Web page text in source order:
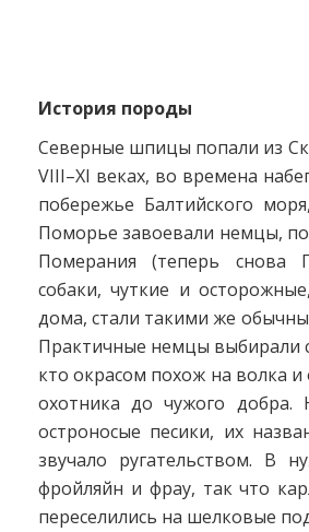
История породы
Северные шпицы попали из
VIII–XI веках, во времена
побережье Балтийского
Поморье завоевали немцы,
Померания (теперь снова
собаки, чуткие и
дома, стали такими же
Практичные немцы выбирали
кто окрасом похож на волка
охотника до чужого добра.
остроносые песики, их
звучало ругательством. В
фройляйн и фрау, так что
переселились на шелковые